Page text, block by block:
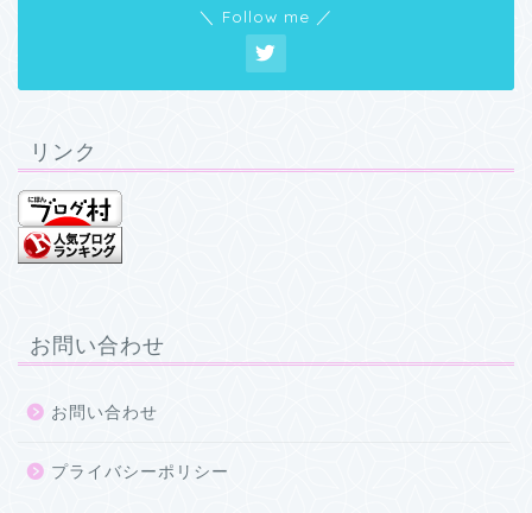
＼ Follow me ／
リンク
お問い合わせ
お問い合わせ
プライバシーポリシー